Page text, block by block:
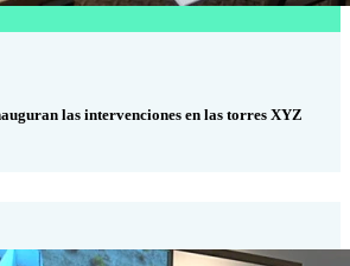
las intervenciones en las torres XYZ